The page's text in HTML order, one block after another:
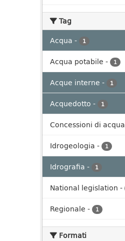
Tag
Acqua - 1
Acqua potabile - 1
Acque interne - 1
Acquedotto - 1
Concessioni di acqua
Idrogeologia - 1
Idrografia - 1
National legislation -
Regionale - 1
Formati